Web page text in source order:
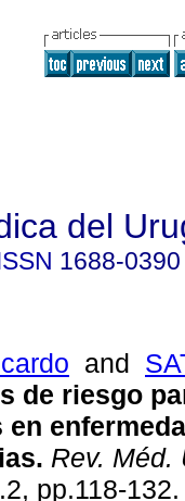
del
1688-0390
and
de riesgo
. Rev. Méd.
pp.118-